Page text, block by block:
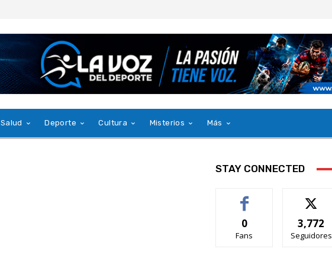
Salud Deporte Cultura Misterios Más
STAY CONNECTED
0
Fans
3,772
Seguidores